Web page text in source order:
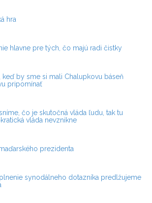
hra
hlavne pre tých, čo majú radi čistky
keď by sme si mali Chalupkovu báseň
pripomínať
čo je skutočná vláda ľudu, tak tu
vláda nevznikne
prezidenta
synodálneho dotazníka predlžujeme